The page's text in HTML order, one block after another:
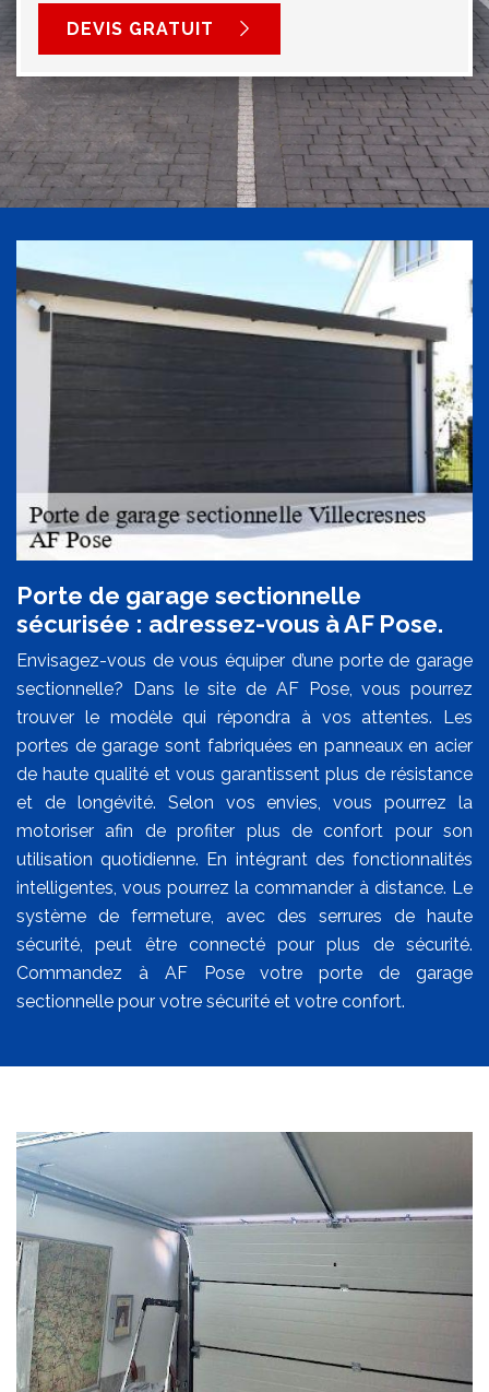
DEVIS GRATUIT
Porte de garage sectionnelle
sécurisée : adressez-vous à AF Pose.
Envisagez-vous de vous équiper d’une porte de garage
sectionnelle? Dans le site de AF Pose, vous pourrez
trouver le modèle qui répondra à vos attentes. Les
portes de garage sont fabriquées en panneaux en acier
de haute qualité et vous garantissent plus de résistance
et de longévité. Selon vos envies, vous pourrez la
motoriser afin de profiter plus de confort pour son
utilisation quotidienne. En intégrant des fonctionnalités
intelligentes, vous pourrez la commander à distance. Le
système de fermeture, avec des serrures de haute
sécurité, peut être connecté pour plus de sécurité.
Commandez à AF Pose votre porte de garage
sectionnelle pour votre sécurité et votre confort.